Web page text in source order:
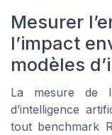
Mesurer
l’impact
modèles
La mesure de
d’intelligence
tout benchmark